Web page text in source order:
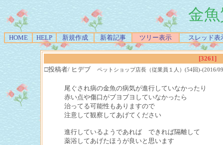
金
HOME HELP 新規作成 新着記事 ツリー表示 スレッド表
[3261]
□投稿者/ ヒデブ
ペットショップ店長（従業員１人）(54回)-(2016/
尾ぐされ病の金魚の病気が進行していなかったり
赤い点や傷口がブヨブヨしていなかったら
治ってる可能性もありますので
注意して観察してあげてください
進行しているようであれば できれば隔離して
薬浴してあげたほうが良いと思います